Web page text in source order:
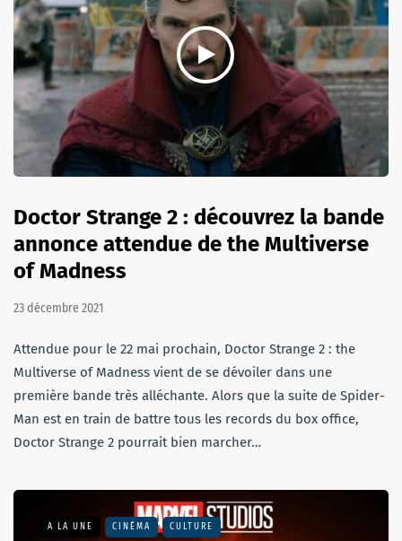
Doctor Strange 2 : découvrez la bande
annonce attendue de the Multiverse
of Madness
23 décembre 2021
Attendue pour le 22 mai prochain, Doctor Strange 2 : the
Multiverse of Madness vient de se dévoiler dans une
première bande très alléchante. Alors que la suite de Spider-
Man est en train de battre tous les records du box office,
Doctor Strange 2 pourrait bien marcher…
A LA UNE CINÉMA CULTURE